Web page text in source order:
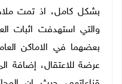
بشكل كامل، اذ تمت
والتي استهدفت اثبات
بعضهما في الاماكن
عرضة للاعتقال، إضافة